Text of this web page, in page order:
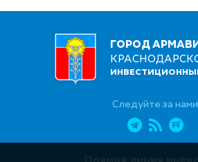
ГОРОД
Следуйте за нами